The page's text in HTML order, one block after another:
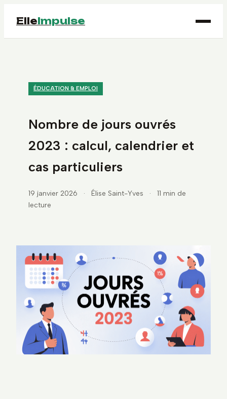
ElleImpulse
ÉDUCATION & EMPLOI
Nombre de jours ouvrés
2023 : calcul, calendrier et
cas particuliers
19 janvier 2026 · Élise Saint-Yves ·
11 min de
lecture